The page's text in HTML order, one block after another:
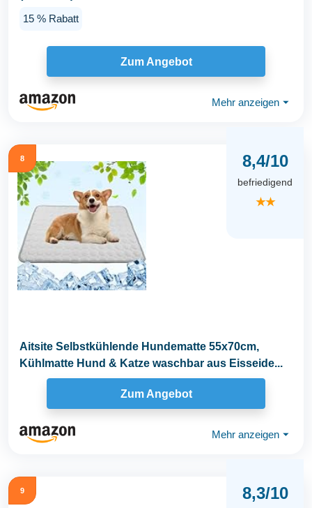
15 % Rabatt
Zum Angebot
Mehr anzeigen ⏷
8 8,4/10
befriedigend
★★
Aitsite Selbstkühlende Hundematte 55x70cm,
Kühlmatte Hund & Katze waschbar aus Eisseide...
Zum Angebot
Mehr anzeigen ⏷
9 8,3/10